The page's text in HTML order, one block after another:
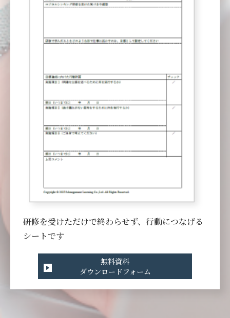
研修を受けただけで終わらせず、行動につなげる
シートです
無料資料
ダウンロードフォーム